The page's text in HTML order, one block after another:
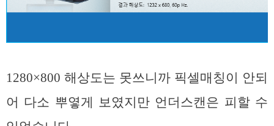
1280×800 해상도는 못쓰니까 픽셀매칭이 안되
어 다소 뿌옇게 보였지만 언더스캔은 피할 수